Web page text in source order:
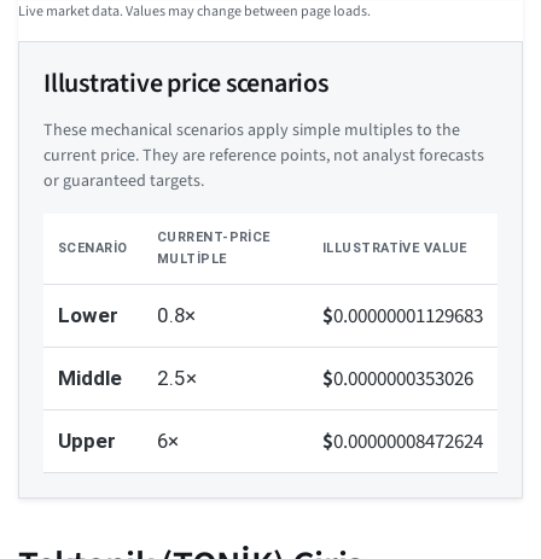
Live market data. Values may change between page loads.
Illustrative price scenarios
These mechanical scenarios apply simple multiples to the
current price. They are reference points, not analyst forecasts
or guaranteed targets.
SCENARIO
CURRENT-PRICE
MULTIPLE
ILLUSTRATIVE VALUE
Lower 0.8× $0.00000001129683
Middle 2.5× $0.0000000353026
Upper 6× $0.00000008472624